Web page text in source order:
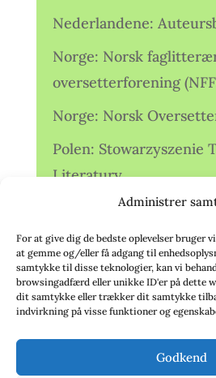
Administrer
For at give dig de bedste oplevelser bruger
at gemme og/eller få adgang til
samtykke til disse teknologier, kan vi
browsingadfærd eller unikke ID'er på dette
dit samtykke eller trækker dit samtykke
indvirkning på visse funktioner og
Godkend
Nederlandene:
Norge: Norsk
oversetterforening
Norge: Norsk
Polen: Stowarzyszenie
Literatury
Storbritannien:
Association (TA)
Sverige:
Sverige:
deutschsprachiger